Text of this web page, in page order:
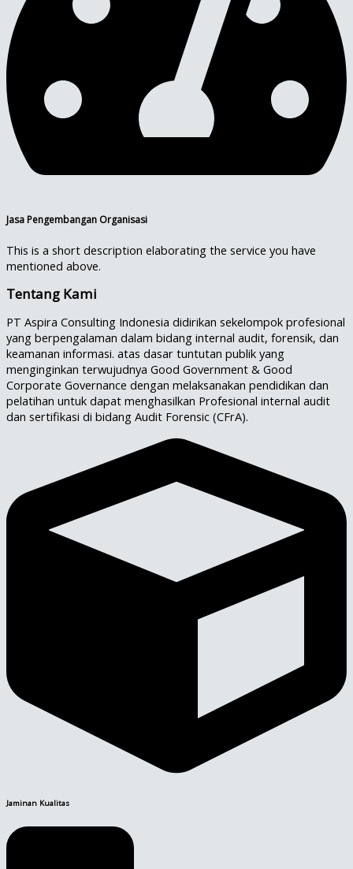
Jasa Pengembangan Organisasi
This is a short description elaborating the service you have
mentioned above.​
Tentang Kami
PT Aspira Consulting Indonesia didirikan sekelompok profesional
yang berpengalaman dalam bidang internal audit, forensik, dan
keamanan informasi. atas dasar tuntutan publik yang
menginginkan terwujudnya Good Government & Good
Corporate Governance dengan melaksanakan pendidikan dan
pelatihan untuk dapat menghasilkan Profesional internal audit
dan sertifikasi di bidang Audit Forensic (CFrA).
Jaminan Kualitas